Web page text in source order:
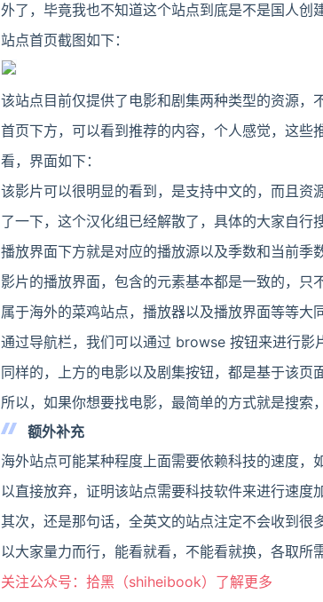
外了，毕竟我也不知道这个站点到底是不是国人创建
站点首页截图如下：
该站点目前仅提供了电影和剧集两种类型的资源，
首页下方，可以看到推荐的内容，个人感觉，这
看，界面如下：
该影片可以很明显的看到，是支持中文的，而且
了一下，这个汉化组已经解散了，具体的大家自行
播放界面下方就是对应的播放源以及季数和当前季
影片的播放界面，包含的元素基本都是一致的，
属于海外的菜鸡站点，播放器以及播放界面等等大
通过导航栏，我们可以通过 browse 按钮来进行影
同样的，上方的电影以及剧集按钮，都是基于该页
所以，如果你想要找电影，最简单的方式就是搜索
额外补充
海外站点可能某种程度上面需要依赖科技的速度
以直接放弃，证明该站点需要科技软件来进行速度
其次，还是那句话，全英文的站点注定不会收到
以大家量力而行，能看就看，不能看就换，各取所需
关注公众号：拾黑（shiheibook）了解更多